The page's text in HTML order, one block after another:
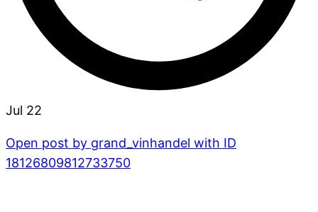
Jul 22
Open post by grand_vinhandel with ID
18126809812733750